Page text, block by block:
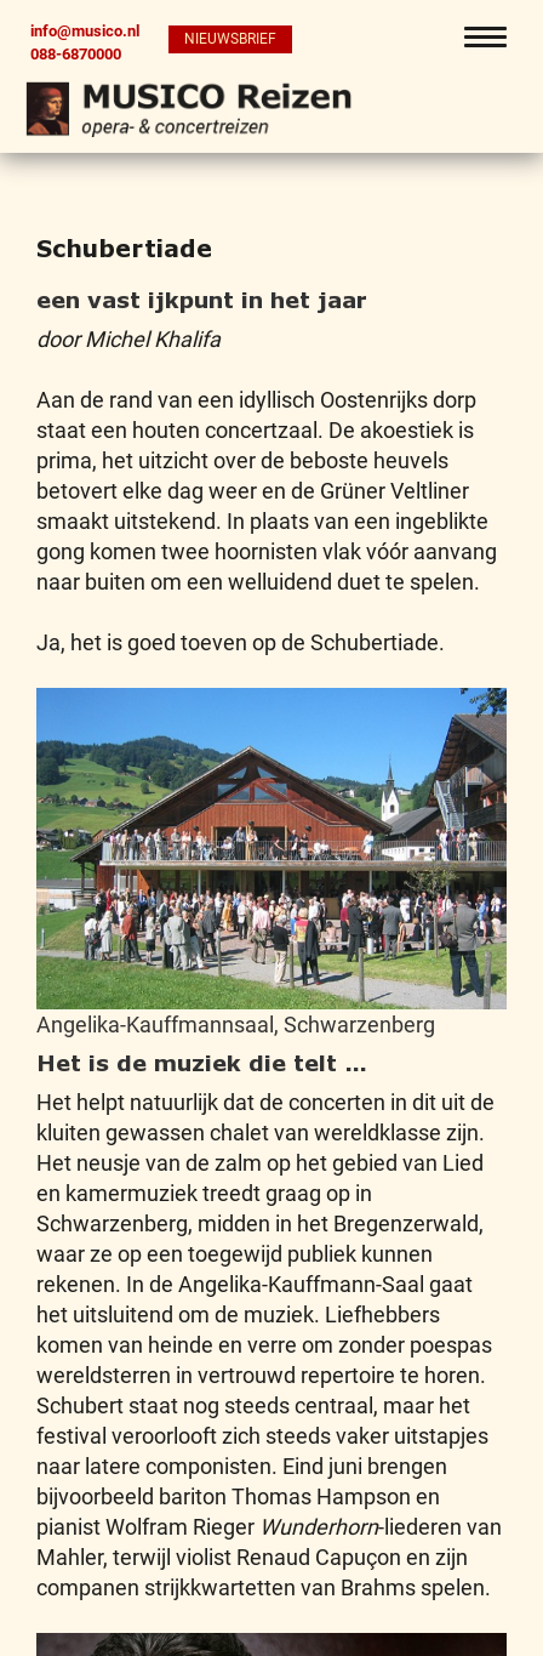
info@musico.nl
088-6870000
NIEUWSBRIEF
Schubertiade
een vast ijkpunt in het jaar
door Michel Khalifa
Aan de rand van een idyllisch Oostenrijks dorp
staat een houten concertzaal. De akoestiek is
prima, het uitzicht over de beboste heuvels
betovert elke dag weer en de Grüner Veltliner
smaakt uitstekend. In plaats van een ingeblikte
gong komen twee hoornisten vlak vóór aanvang
naar buiten om een welluidend duet te spelen.
Ja, het is goed toeven op de Schubertiade.
Angelika-Kauffmannsaal, Schwarzenberg
Het is de muziek die telt …
Het helpt natuurlijk dat de concerten in dit uit de
kluiten gewassen chalet van wereldklasse zijn.
Het neusje van de zalm op het gebied van Lied
en kamermuziek treedt graag op in
Schwarzenberg, midden in het Bregenzerwald,
waar ze op een toegewijd publiek kunnen
rekenen. In de Angelika-Kauffmann-Saal gaat
het uitsluitend om de muziek. Liefhebbers
komen van heinde en verre om zonder poespas
wereldsterren in vertrouwd repertoire te horen.
Schubert staat nog steeds centraal, maar het
festival veroorlooft zich steeds vaker uitstapjes
naar latere componisten. Eind juni brengen
bijvoorbeeld bariton Thomas Hampson en
pianist Wolfram Rieger Wunderhorn-liederen van
Mahler, terwijl violist Renaud Capuçon en zijn
companen strijkkwartetten van Brahms spelen.